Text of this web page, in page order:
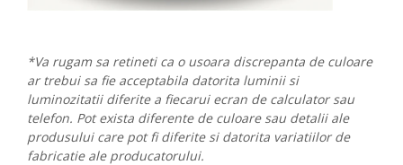
*Va rugam sa retineti ca o usoara discrepanta de culoare
ar trebui sa fie acceptabila datorita luminii si
luminozitatii diferite a fiecarui ecran de calculator sau
telefon. Pot exista diferente de culoare sau detalii ale
produsului care pot fi diferite si datorita variatiilor de
fabricatie ale producatorului.